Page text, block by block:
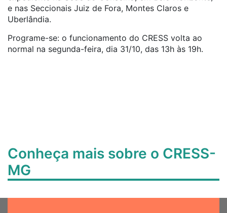
e nas Seccionais Juiz de Fora, Montes Claros e
Uberlândia.
Programe-se: o funcionamento do CRESS volta ao
normal na segunda-feira, dia 31/10, das 13h às 19h.
Conheça mais sobre o CRESS-
MG